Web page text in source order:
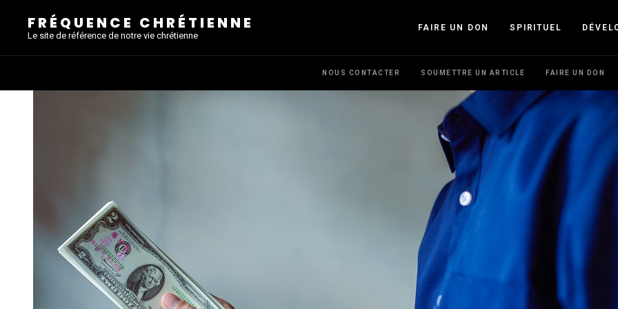
FRÉQUENCE CHRÉTIENNE
Le site de référence de notre vie chrétienne
FAIRE UN DON SPIRITUEL
NOUS CONTACTER SOUMETTRE UN ARTICLE FAIRE UN DON